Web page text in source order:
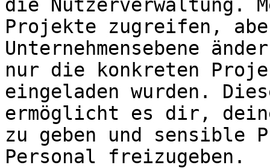
die Nutzerverwaltung.
Projekte zugreifen,
Unternehmensebene
nur die konkreten
eingeladen wurden.
ermöglicht es dir,
zu geben und sensible
Personal freizugeben.